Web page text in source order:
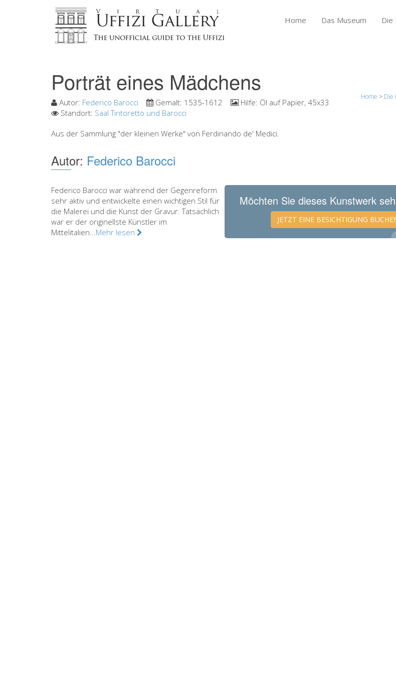
Home Das Museum Die
Porträt eines Mädchens
Home > Die
Autor: Federico Barocci Gemalt: 1535-1612 Hilfe: Öl auf Papier, 45x33
Standort: Saal Tintoretto und Barocci
Aus der Sammlung "der kleinen Werke" von Ferdinando de' Medici.
Autor: Federico Barocci
Möchten Sie dieses Kunstwerk
JETZT EINE BESICHTIGUNG
Federico Barocci war während der Gegenreform
sehr aktiv und entwickelte einen wichtigen Stil für
die Malerei und die Kunst der Gravur. Tatsächlich
war er der originellste Künstler im
Mittelitalien...Mehr lesen